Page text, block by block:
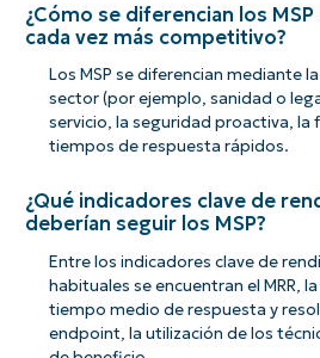
¿Cómo se diferencian los
cada vez más competitivo?
Los MSP se diferencian mediante
sector (por ejemplo, sanidad o
servicio, la seguridad proactiva, la
tiempos de respuesta rápidos.
¿Qué indicadores clave de
deberían seguir los MSP?
Entre los indicadores clave de
habituales se encuentran el MRR,
tiempo medio de respuesta y
endpoint, la utilización de los